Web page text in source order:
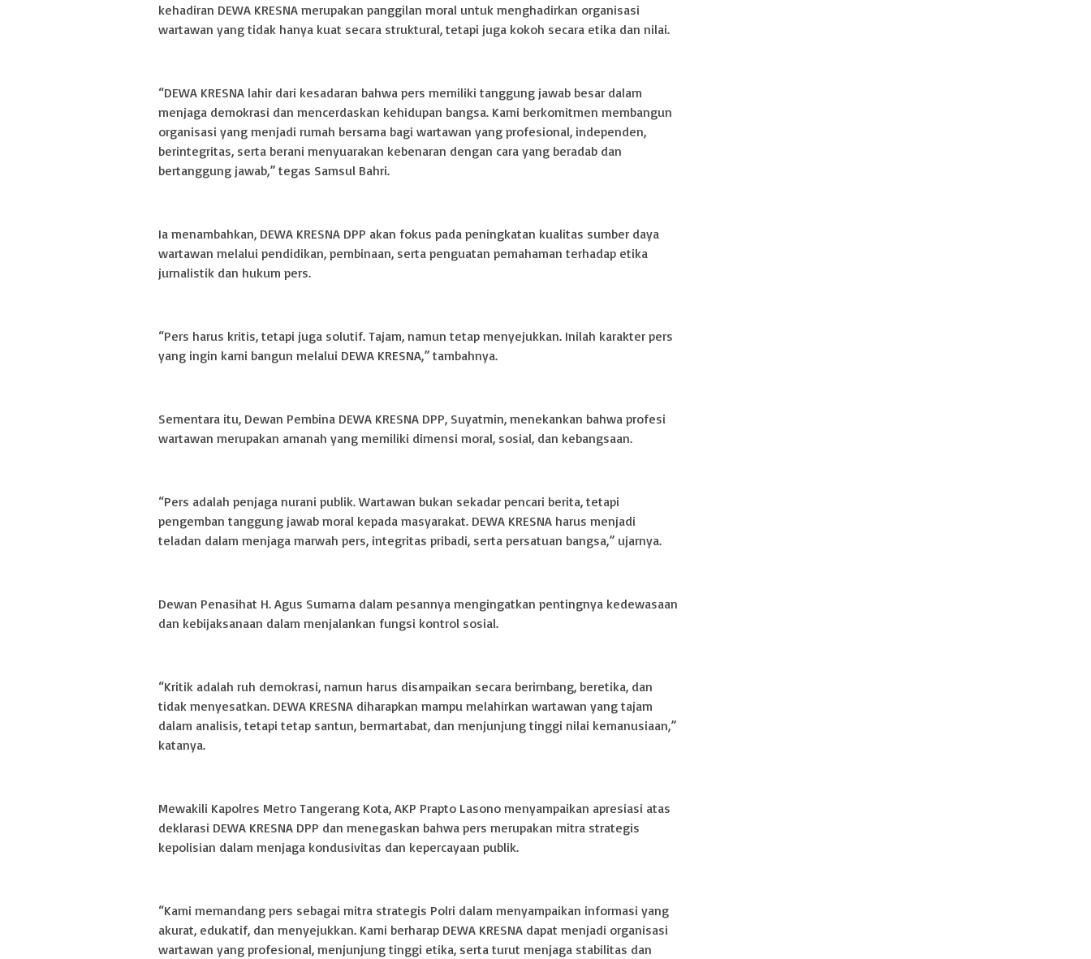
kehadiran DEWA KRESNA merupakan panggilan moral untuk menghadirkan organisasi
wartawan yang tidak hanya kuat secara struktural, tetapi juga kokoh secara etika dan nilai.
“DEWA KRESNA lahir dari kesadaran bahwa pers memiliki tanggung jawab besar dalam
menjaga demokrasi dan mencerdaskan kehidupan bangsa. Kami berkomitmen membangun
organisasi yang menjadi rumah bersama bagi wartawan yang profesional, independen,
berintegritas, serta berani menyuarakan kebenaran dengan cara yang beradab dan
bertanggung jawab,” tegas Samsul Bahri.
Ia menambahkan, DEWA KRESNA DPP akan fokus pada peningkatan kualitas sumber daya
wartawan melalui pendidikan, pembinaan, serta penguatan pemahaman terhadap etika
jurnalistik dan hukum pers.
“Pers harus kritis, tetapi juga solutif. Tajam, namun tetap menyejukkan. Inilah karakter pers
yang ingin kami bangun melalui DEWA KRESNA,” tambahnya.
Sementara itu, Dewan Pembina DEWA KRESNA DPP, Suyatmin, menekankan bahwa profesi
wartawan merupakan amanah yang memiliki dimensi moral, sosial, dan kebangsaan.
“Pers adalah penjaga nurani publik. Wartawan bukan sekadar pencari berita, tetapi
pengemban tanggung jawab moral kepada masyarakat. DEWA KRESNA harus menjadi
teladan dalam menjaga marwah pers, integritas pribadi, serta persatuan bangsa,” ujarnya.
Dewan Penasihat H. Agus Sumarna dalam pesannya mengingatkan pentingnya kedewasaan
dan kebijaksanaan dalam menjalankan fungsi kontrol sosial.
“Kritik adalah ruh demokrasi, namun harus disampaikan secara berimbang, beretika, dan
tidak menyesatkan. DEWA KRESNA diharapkan mampu melahirkan wartawan yang tajam
dalam analisis, tetapi tetap santun, bermartabat, dan menjunjung tinggi nilai kemanusiaan,”
katanya.
Mewakili Kapolres Metro Tangerang Kota, AKP Prapto Lasono menyampaikan apresiasi atas
deklarasi DEWA KRESNA DPP dan menegaskan bahwa pers merupakan mitra strategis
kepolisian dalam menjaga kondusivitas dan kepercayaan publik.
“Kami memandang pers sebagai mitra strategis Polri dalam menyampaikan informasi yang
akurat, edukatif, dan menyejukkan. Kami berharap DEWA KRESNA dapat menjadi organisasi
wartawan yang profesional, menjunjung tinggi etika, serta turut menjaga stabilitas dan